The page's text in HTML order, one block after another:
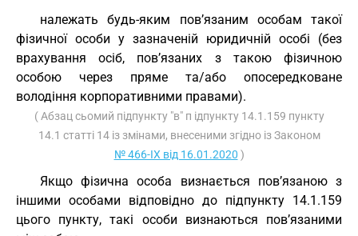
належать будь-яким пов’язаним особам такої
фізичної особи у зазначеній юридичній особі (без
врахування осіб, пов’язаних з такою фізичною
особою через пряме та/або опосередковане
володіння корпоративними правами).
( Абзац сьомий підпункту "в" п ідпункту 14.1.159 пункту
14.1 статті 14 із змінами, внесеними згідно із Законом
№ 466-IX від 16.01.2020 )
Якщо фізична особа визнається пов’язаною з
іншими особами відповідно до підпункту 14.1.159
цього пункту, такі особи визнаються пов’язаними